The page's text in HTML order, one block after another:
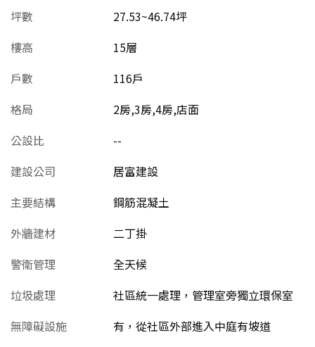
坪數
27.53~46.74坪
樓高
15層
戶數
116戶
格局
2房,3房,4房,店面
公設比
--
建設公司
居富建設
主要結構
鋼筋混凝土
外牆建材
二丁掛
警衛管理
全天候
垃圾處理
社區統一處理，管理室旁獨立環保室
無障礙設施
有，從社區外部進入中庭有坡道